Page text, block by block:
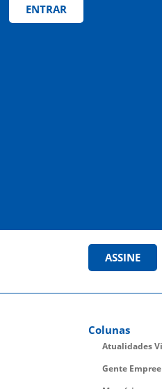
ENTRAR
ASSINE
Colunas
Atualidades
Gente